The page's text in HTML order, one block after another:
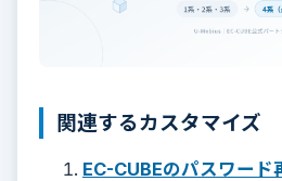
関連するカスタマイズ
EC-CUBEのパスワード